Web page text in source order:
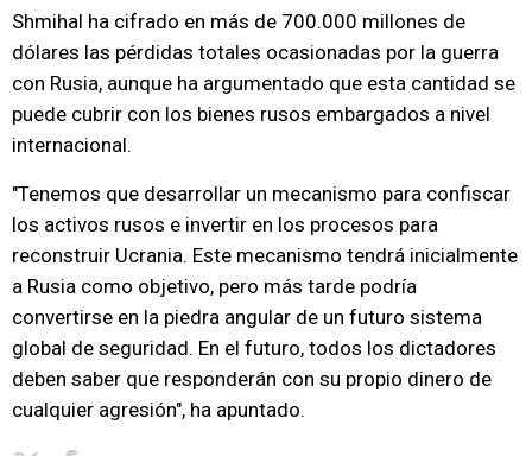
Shmihal ha cifrado en más de 700.000 millones de
dólares las pérdidas totales ocasionadas por la guerra
con Rusia, aunque ha argumentado que esta cantidad se
puede cubrir con los bienes rusos embargados a nivel
internacional.
"Tenemos que desarrollar un mecanismo para confiscar
los activos rusos e invertir en los procesos para
reconstruir Ucrania. Este mecanismo tendrá inicialmente
a Rusia como objetivo, pero más tarde podría
convertirse en la piedra angular de un futuro sistema
global de seguridad. En el futuro, todos los dictadores
deben saber que responderán con su propio dinero de
cualquier agresión", ha apuntado.